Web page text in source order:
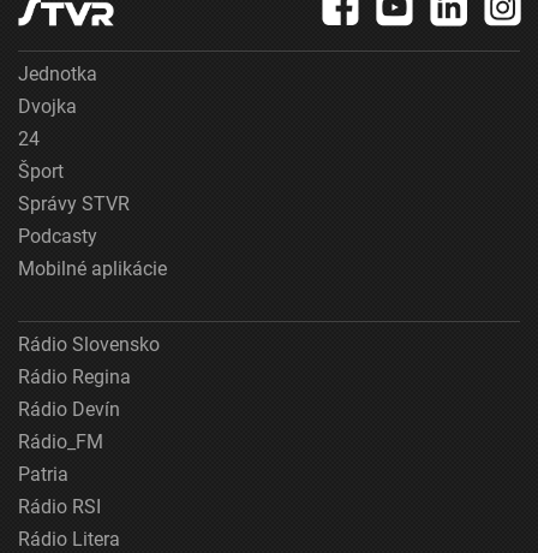
Jednotka
Dvojka
24
Šport
Správy STVR
Podcasty
Mobilné aplikácie
Rádio Slovensko
Rádio Regina
Rádio Devín
Rádio_FM
Patria
Rádio RSI
Rádio Litera